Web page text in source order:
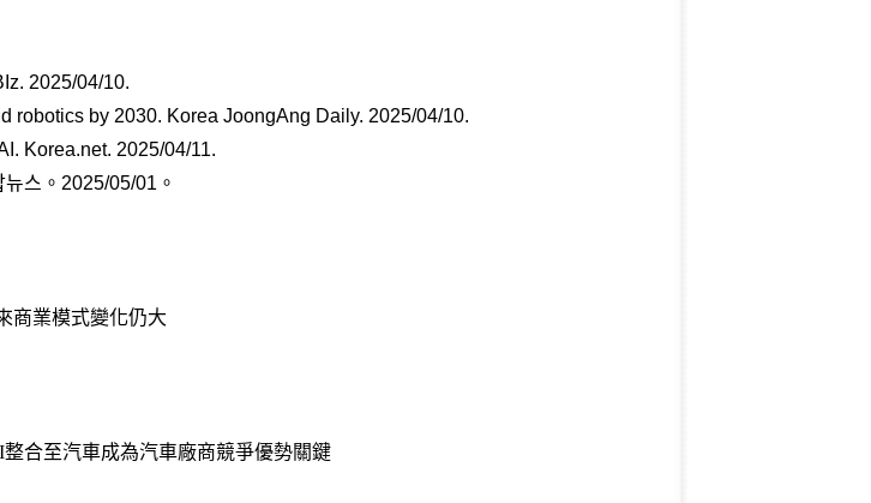
. 2025/04/10.
robotics by 2030. Korea JoongAng Daily. 2025/04/10.
Korea.net. 2025/04/11.
스。2025/05/01 。
商業模式變化仍大
合至汽車成為汽車廠商競爭優勢關鍵